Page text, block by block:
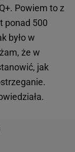
Powiem to z
ponad 500
było w
że w
jak